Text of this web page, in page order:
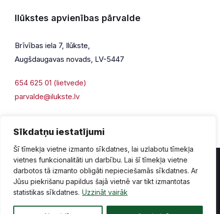
Sīkdatņu iestatījumi
Šī tīmekļa vietne izmanto sīkdatnes, lai uzlabotu tīmekļa
vietnes funkcionalitāti un darbību. Lai šī tīmekļa vietne
darbotos tā izmanto obligāti nepieciešamās sīkdatnes. Ar
Jūsu piekrišanu papildus šajā vietnē var tikt izmantotas
statistikas sīkdatnes. Uzzināt vairāk
Ilūkstes apvienības pārvalde
Brīvības iela 7, Ilūkste,
Augšdaugavas novads, LV-5447
654 625 01 (lietvede)
parvalde@ilukste.lv
Privātuma politika Piekļūstamība
Lapas karte